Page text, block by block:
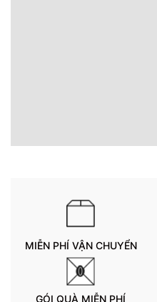
MIỄN PHÍ VẬN CHUYỂN
GÓI QUÀ MIỄN PHÍ